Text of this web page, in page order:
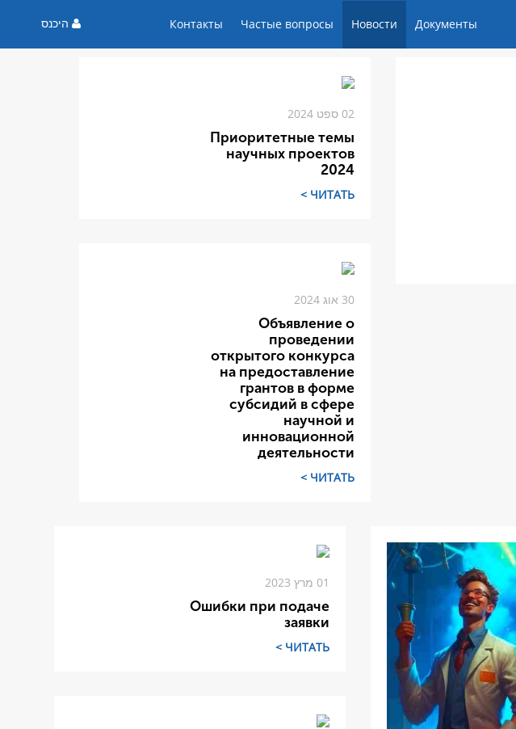
Документы
Новости
Частые вопросы
Контакты היכנס
02 ספט 2024
Приоритетные темы
научных проектов
2024
ЧИТАТЬ >
30 אוג 2024
Объявление о
проведении
открытого конкурса
на предоставление
грантов в форме
субсидий в сфере
научной и
инновационной
деятельности
ЧИТАТЬ >
01 מרץ 2023
Ошибки при подаче
заявки
ЧИТАТЬ >